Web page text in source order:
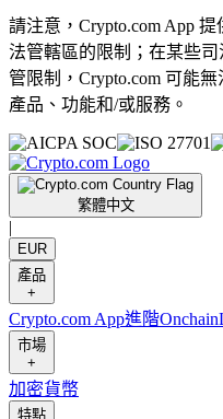
請注意，Crypto.com App
法管轄區的限制；在某些
管限制，Crypto.com 可能
產品、功能和/或服務。
繁體中文
|
EUR
產品
+
Crypto.com App進階Onchain
市場
+
加密貨幣
特點